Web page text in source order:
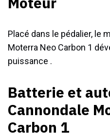
Placé dans le pédalier, le
Moterra Neo Carbon 1
puissance .
Batterie et
Cannondale
Carbon 1